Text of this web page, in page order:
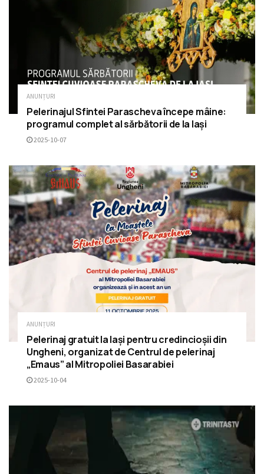
ANUNȚURI
Pelerinajul Sfintei Parascheva începe mâine:
programul complet al sărbătorii de la Iași
2025-10-07
ANUNȚURI
Pelerinaj gratuit la Iași pentru credincioșii din
Ungheni, organizat de Centrul de pelerinaj
„Emaus” al Mitropoliei Basarabiei
2025-10-04